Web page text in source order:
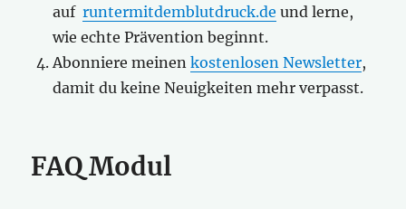
aufruntermitdemblutdruck.de und lerne,
wie echte Prävention beginnt.
Abonniere meinenkostenlosen Newsletter,
damit du keine Neuigkeiten mehr verpasst.
FAQ Modul